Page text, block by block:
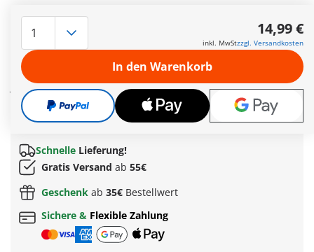
sie ist ein Lebensgefühl. Die silberne Vespa mit Ersatzrad am
Heck steht für Abenteuer und Bewegung. Die Figur mit Retro-
Helm und praktischem Outfit unterstreicht den authentischen
Charakter und inspiriert zu neuen Reisen. Mit den
beiliegenden Stickern – darunter das exklusive 80-Jahre-
Jubiläumslogo und das historische Patentdatum als
Nummernschild – kannst du deine Vespa ganz individuell
gestalten. Bereit für die nächste Etappe und neue Wege.
Weitere Informationen
Schnelle Lieferung!
Gratis Versand ab 55€
Geschenk ab 35€ Bestellwert
Sichere & Flexible Zahlung
14,99 €
inkl. MwStzzgl. Versandkosten
In den Warenkorb